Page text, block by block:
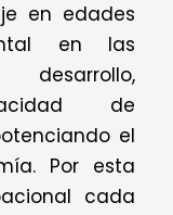
en edades
en las
de
el
Por esta
cada